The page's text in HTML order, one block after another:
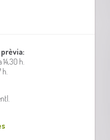
h.
h.